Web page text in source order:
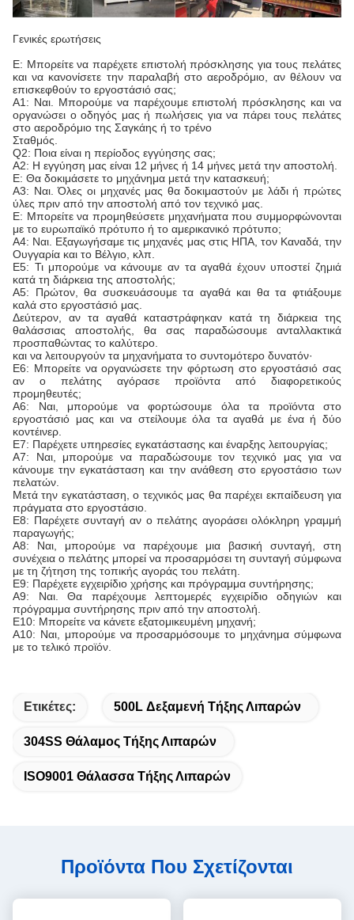
Γενικές ερωτήσεις
Ε: Μπορείτε να παρέχετε επιστολή πρόσκλησης για τους πελάτες
και να κανονίσετε την παραλαβή στο αεροδρόμιο, αν θέλουν να
επισκεφθούν το εργοστάσιό σας;
Α1: Ναι. Μπορούμε να παρέχουμε επιστολή πρόσκλησης και να
οργανώσει ο οδηγός μας ή πωλήσεις για να πάρει τους πελάτες
στο αεροδρόμιο της Σαγκάης ή το τρένο
Σταθμός.
Q2: Ποια είναι η περίοδος εγγύησης σας;
Α2: Η εγγύηση μας είναι 12 μήνες ή 14 μήνες μετά την αποστολή.
Ε: Θα δοκιμάσετε το μηχάνημα μετά την κατασκευή;
Α3: Ναι. Όλες οι μηχανές μας θα δοκιμαστούν με λάδι ή πρώτες
ύλες πριν από την αποστολή από τον τεχνικό μας.
Ε: Μπορείτε να προμηθεύσετε μηχανήματα που συμμορφώνονται
με το ευρωπαϊκό πρότυπο ή το αμερικανικό πρότυπο;
Α4: Ναι. Εξαγωγήσαμε τις μηχανές μας στις ΗΠΑ, τον Καναδά, την
Ουγγαρία και το Βέλγιο, κλπ.
Ε5: Τι μπορούμε να κάνουμε αν τα αγαθά έχουν υποστεί ζημιά
κατά τη διάρκεια της αποστολής;
Α5: Πρώτον, θα συσκευάσουμε τα αγαθά και θα τα φτιάξουμε
καλά στο εργοστάσιό μας.
Δεύτερον, αν τα αγαθά καταστράφηκαν κατά τη διάρκεια της
θαλάσσιας αποστολής, θα σας παραδώσουμε ανταλλακτικά
προσπαθώντας το καλύτερο.
και να λειτουργούν τα μηχανήματα το συντομότερο δυνατόν·
Ε6: Μπορείτε να οργανώσετε την φόρτωση στο εργοστάσιό σας
αν ο πελάτης αγόρασε προϊόντα από διαφορετικούς
προμηθευτές;
Α6: Ναι, μπορούμε να φορτώσουμε όλα τα προϊόντα στο
εργοστάσιό μας και να στείλουμε όλα τα αγαθά με ένα ή δύο
κοντέινερ.
Ε7: Παρέχετε υπηρεσίες εγκατάστασης και έναρξης λειτουργίας;
Α7: Ναι, μπορούμε να παραδώσουμε τον τεχνικό μας για να
κάνουμε την εγκατάσταση και την ανάθεση στο εργοστάσιο των
πελατών.
Μετά την εγκατάσταση, ο τεχνικός μας θα παρέχει εκπαίδευση για
πράγματα στο εργοστάσιο.
Ε8: Παρέχετε συνταγή αν ο πελάτης αγοράσει ολόκληρη γραμμή
παραγωγής;
Α8: Ναι, μπορούμε να παρέχουμε μια βασική συνταγή, στη
συνέχεια ο πελάτης μπορεί να προσαρμόσει τη συνταγή σύμφωνα
με τη ζήτηση της τοπικής αγοράς του πελάτη.
Ε9: Παρέχετε εγχειρίδιο χρήσης και πρόγραμμα συντήρησης;
Α9: Ναι. Θα παρέχουμε λεπτομερές εγχειρίδιο οδηγιών και
πρόγραμμα συντήρησης πριν από την αποστολή.
Ε10: Μπορείτε να κάνετε εξατομικευμένη μηχανή;
Α10: Ναι, μπορούμε να προσαρμόσουμε το μηχάνημα σύμφωνα
με το τελικό προϊόν.
Ετικέτες: 500L Δεξαμενή Τήξης Λιπαρών
304SS Θάλαμος Τήξης Λιπαρών
ISO9001 Θάλασσα Τήξης Λιπαρών
Προϊόντα Που Σχετίζονται